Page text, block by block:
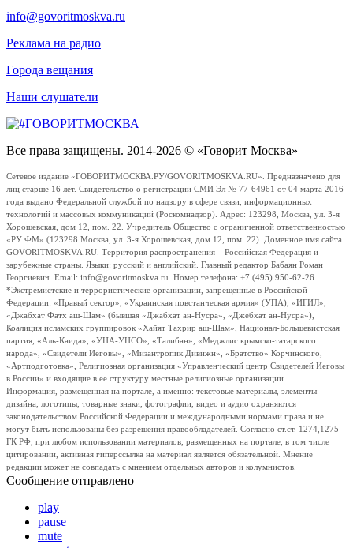
info@govoritmoskva.ru
Реклама на радио
Города вещания
Наши слушатели
Все права защищены. 2014-2026 © «Говорит Москва»
Сетевое издание «ГОВОРИТМОСКВА.РУ/GOVORITMOSKVA.RU». Предназначено для
лиц старше 16 лет. Свидетельство о регистрации СМИ Эл № 77-64961 от 04 марта 2016
года выдано Федеральной службой по надзору в сфере связи, информационных
технологий и массовых коммуникаций (Роскомнадзор). Адрес: 123298, Москва, ул. 3-я
Хорошевская, дом 12, пом. 22. Учредитель Общество с ограниченной ответственностью
«РУ ФМ» (123298 Москва, ул. 3-я Хорошевская, дом 12, пом. 22). Доменное имя сайта
GOVORITMOSKVA.RU. Территория распространения – Российская Федерация и
зарубежные страны. Языки: русский и английский. Главный редактор Бабаян Роман
Георгиевич. Email: info@govoritmoskva.ru. Номер телефона: +7 (495) 950-62-26
*Экстремистские и террористические организации, запрещенные в Российской
Федерации: «Правый сектор», «Украинская повстанческая армия» (УПА), «ИГИЛ»,
«Джабхат Фатх аш-Шам» (бывшая «Джабхат ан-Нусра», «Джебхат ан-Нусра»),
Коалиция исламских группировок «Хайят Тахрир аш-Шам», Национал-Большевистская
партия, «Аль-Каида», «УНА-УНСО», «Талибан», «Меджлис крымско-татарского
народа», «Свидетели Иеговы», «Мизантропик Дивижн», «Братство» Корчинского,
«Артподготовка», Религиозная организация «Управленческий центр Свидетелей Иеговы
в России» и входящие в ее структуру местные религиозные организации.
Информация, размещенная на портале, а именно: текстовые материалы, элементы
дизайна, логотипы, товарные знаки, фотографии, видео и аудио охраняются
законодательством Российской Федерации и международными нормами права и не
могут быть использованы без разрешения правообладателей. Согласно ст.ст. 1274,1275
ГК РФ, при любом использовании материалов, размещенных на портале, в том числе
цитировании, активная гиперссылка на материал является обязательной. Мнение
редакции может не совпадать с мнением отдельных авторов и колумнистов.
Сообщение отправлено
play
pause
mute